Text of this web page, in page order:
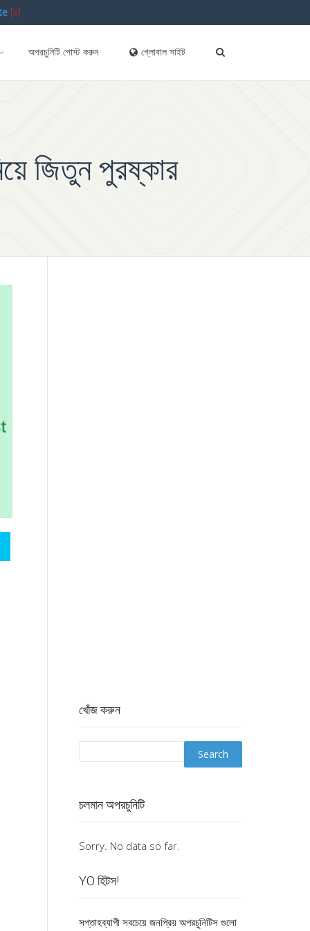
অপরচুনিটি পোস্ট করুন গ্লোবাল সাইট
জিতুন পুরষ্কার
খোঁজ করুন
চলমান অপরচুনিটি
Sorry. No data so far.
YO হিটস!
সপ্তাহব্যাপী সবচেয়ে জনপ্রিয় অপরচুনিটিস গুলো
[x]